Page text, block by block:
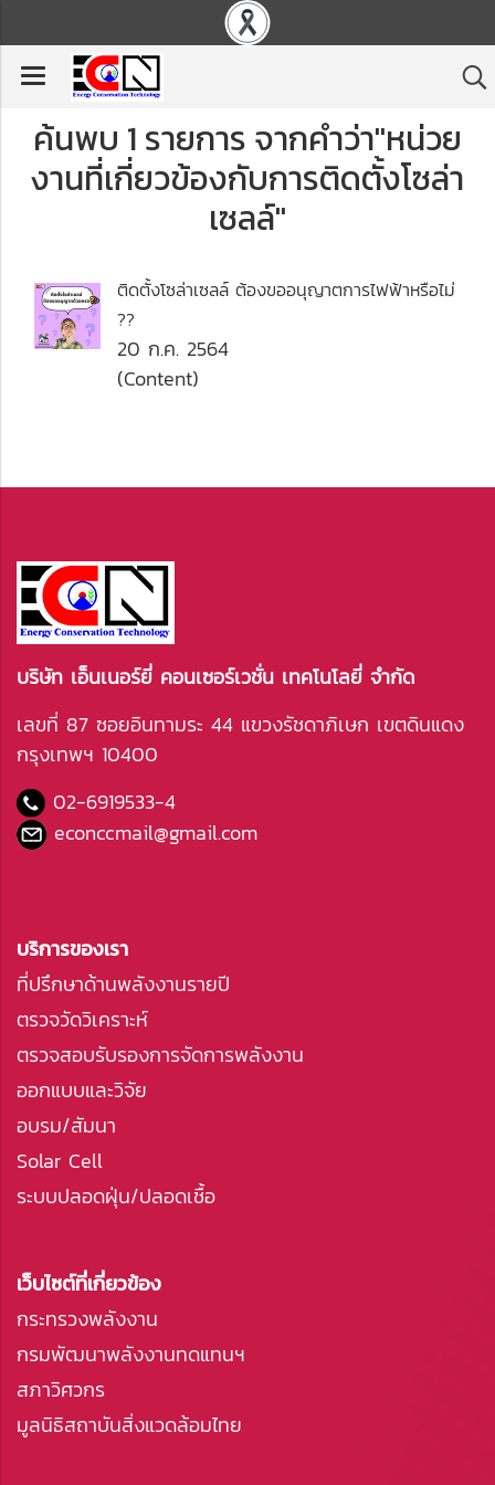
ค้นพบ 1 รายการ จากคำว่า"หน่วย
งานที่เกี่ยวข้องกับการติดตั้งโซล่า
เซลล์"
ติดตั้งโซล่าเซลล์ ต้องขออนุญาตการไฟฟ้าหรือไม่
??
20 ก.ค. 2564
(Content)
บริษัท เอ็นเนอร์ยี่ คอนเซอร์เวชั่น เทคโนโลยี่ จำกัด
เลขที่ 87 ซอยอินทามระ 44 แขวงรัชดาภิเษก เขตดินแดง
กรุงเทพฯ 10400
02-6919533-4
econccmail@gmail.com
บริการของเรา
ที่ปรึกษาด้านพลังงานรายปี
ตรวจวัดวิเคราะห์
ตรวจสอบรับรองการจัดการพลังงาน
ออกแบบและวิจัย
อบรม/สัมนา
Solar Cell
ระบบปลอดฝุ่น/ปลอดเชื้อ
เว็บไซต์ที่เกี่ยวข้อง
กระทรวงพลังงาน
กรมพัฒนาพลังงานทดแทนฯ
สภาวิศวกร
มูลนิธิสถาบันสิ่งแวดล้อมไทย